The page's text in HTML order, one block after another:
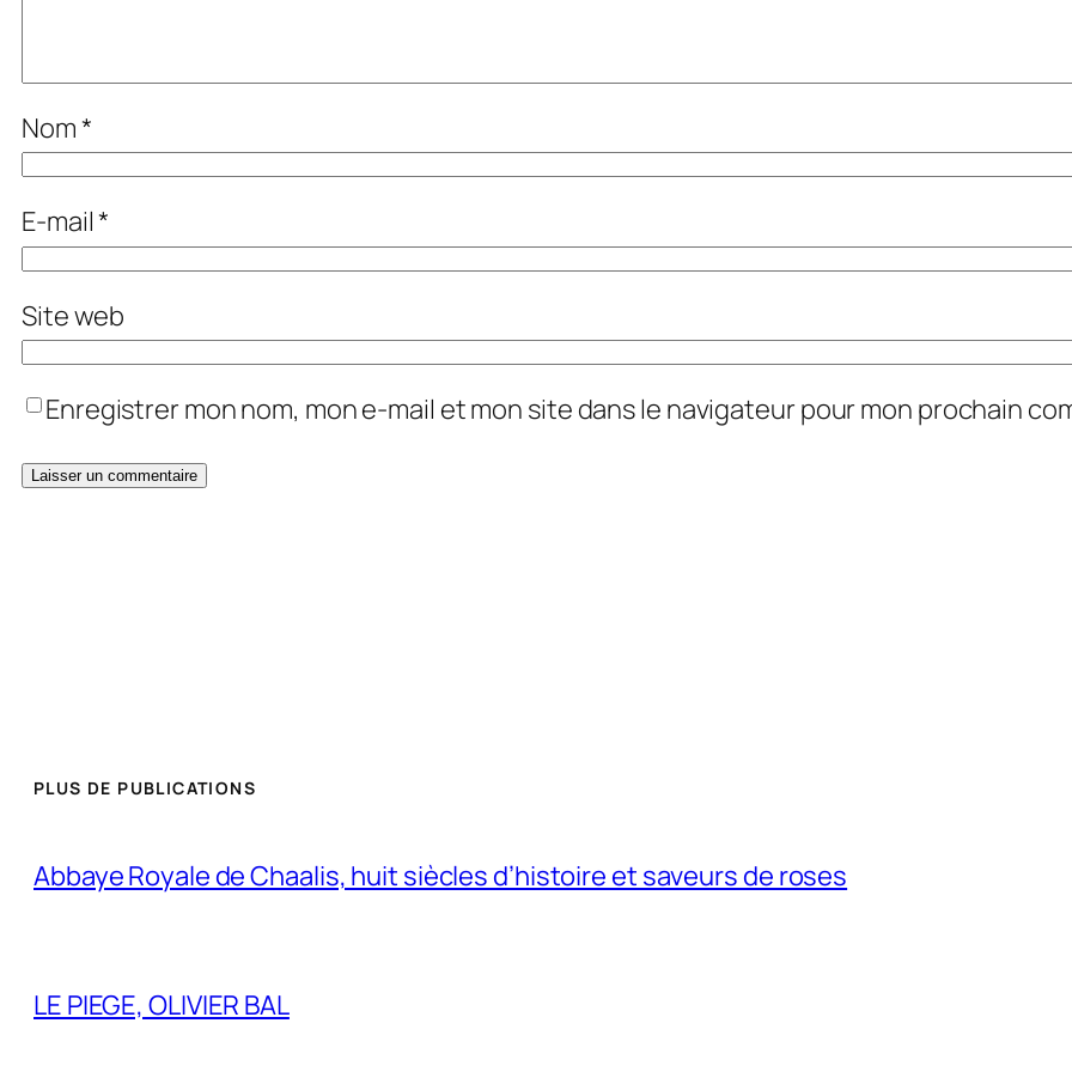
Nom*
E-mail*
Site web
Enregistrer mon nom, mon e-mail et mon site dans le navigateur pour mon prochain
PLUS DE PUBLICATIONS
Abbaye Royale de Chaalis, huit siècles d’histoire et saveurs de roses
LE PIEGE, OLIVIER BAL